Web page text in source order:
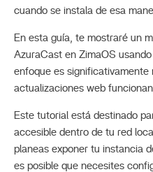
cuando se instala de esa
En esta guía, te mostraré un
AzuraCast en ZimaOS
enfoque es significativamente
actualizaciones web
Este tutorial está destinado
accesible dentro de tu red
planeas exponer tu instancia
es posible que necesites